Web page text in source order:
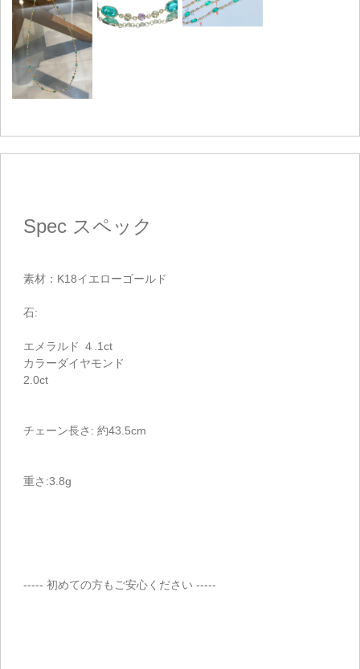
Spec スペック
素材：K18イエローゴールド
石:
エメラルド ４.1ct
カラーダイヤモンド
2.0ct
チェーン長さ: 約43.5cm
重さ:3.8g
----- 初めての方もご安心ください -----